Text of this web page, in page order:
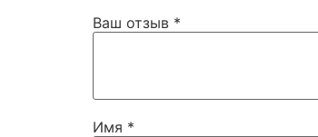
Ваш отзыв *
Имя *